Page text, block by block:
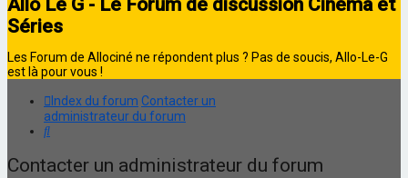
Allo Le G - Le Forum de discussion Cinéma et
Séries
Les Forum de Allociné ne répondent plus ? Pas de soucis, Allo-Le-G
est là pour vous !
Index du forum Contacter un
administrateur du forum
Rechercher
Contacter un administrateur du forum